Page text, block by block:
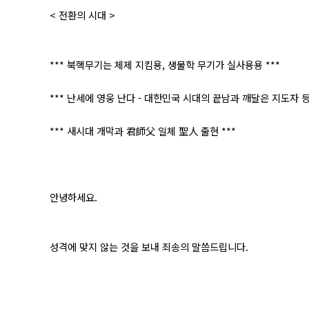
< 전환의 시대 >
*** 북핵무기는 체제 지킴용, 생물학 무기가 실사용용 ***
*** 난세에 영웅 난다 - 대한민국 시대의 끝남과 깨달은 지도자
*** 새시대 개막과 君師父 일체 聖人 출현 ***
안녕하세요.
성격에 맞지 않는 것을 보내 죄송의 말씀드립니다.